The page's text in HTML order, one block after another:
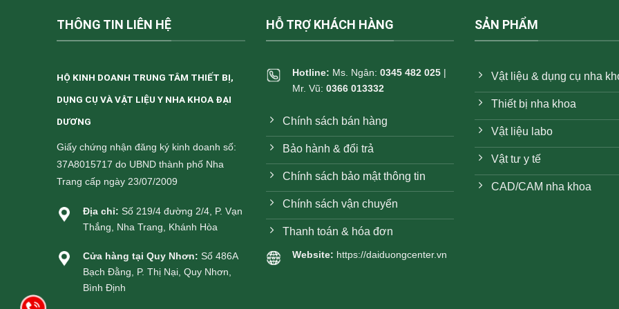
THÔNG TIN LIÊN HỆ
HỘ KINH DOANH TRUNG TÂM THIẾT BỊ,
DỤNG CỤ VÀ VẬT LIỆU Y NHA KHOA ĐẠI
DƯƠNG
Giấy chứng nhận đăng ký kinh doanh số:
37A8015717 do UBND thành phố Nha
Trang cấp ngày 23/07/2009
Địa chỉ: Số 219/4 đường 2/4, P. Vạn
Thắng, Nha Trang, Khánh Hòa
Cửa hàng tại Quy Nhơn: Số 486A
Bạch Đằng, P. Thị Nại, Quy Nhơn,
Bình Định
HỖ TRỢ KHÁCH HÀNG
Hotline: Ms. Ngân: 0345 482 025|
Mr. Vũ: 0366 013332
Chính sách bán hàng
Bảo hành & đổi trả
Chính sách bảo mật thông tin
Chính sách vận chuyển
Thanh toán & hóa đơn
Website: https://daiduongcenter.vn
SẢN PHẨM
Vật liệu & dụng cụ nha
Thiết bị nha khoa
Vật liệu labo
Vật tư y tế
CAD/CAM nha khoa